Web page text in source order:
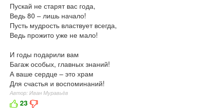
Пускай не старят вас года,
Ведь 80 – лишь начало!
Пусть мудрость властвует всегда,
Ведь прожито уже не мало!
И годы подарили вам
Багаж особых, главных знаний!
А ваше сердце – это храм
Для счастья и воспоминаний!
Автор: Иван Муравьёв
23